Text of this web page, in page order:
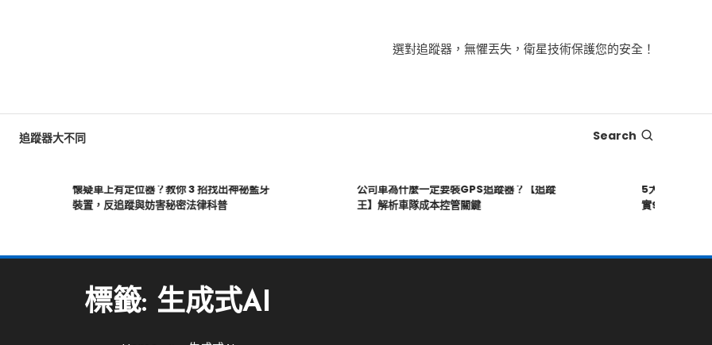
孔
選對追蹤器，無懼丟失，衛星技術保護您的安全！
追蹤器大不同 Search
懷疑車上有定位器？教你 3 招找出神祕藍牙
裝置，反追蹤與妨害秘密法律科普
公司車為什麼一定要裝GPS追蹤器？【追蹤
王】解析車隊成本控管關鍵
5大常見誤解文章
實90%的人都搞錯
標籤: 生成式AI